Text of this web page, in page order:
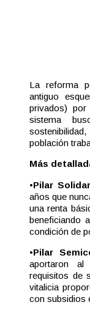
La reforma
antiguo
privados)
sistema
población
Más
•Pilar
años que
una renta
beneficiando
condición de
•Pilar
aportaron
requisitos de
vitalicia
con subsidios